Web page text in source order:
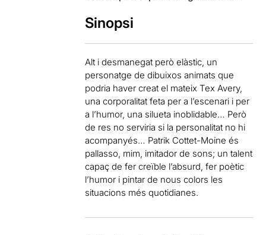
Sinopsi
Alt i desmanegat però elàstic, un
personatge de dibuixos animats que
podria haver creat el mateix Tex Avery,
una corporalitat feta per a l’escenari i per
a l’humor, una silueta inoblidable… Però
de res no serviria si la personalitat no hi
acompanyés… Patrik Cottet-Moine és
pallasso, mim, imitador de sons; un talent
capaç de fer creïble l’absurd, fer poètic
l’humor i pintar de nous colors les
situacions més quotidianes.